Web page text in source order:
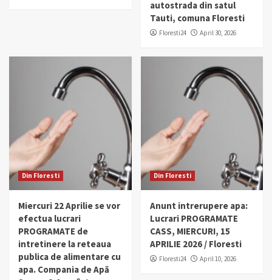
autostrada din satul
Tauti, comuna Floresti
Floresti24 April 30, 2026
Din Floresti
Miercuri 22 Aprilie se vor
efectua lucrari
PROGRAMATE de
intretinere la reteaua
publica de alimentare cu
apa. Compania de Apă
Din Floresti
Anunt intrerupere apa:
Lucrari PROGRAMATE
CASS, MIERCURI, 15
APRILIE 2026 / Floresti
Floresti24 April 10, 2026